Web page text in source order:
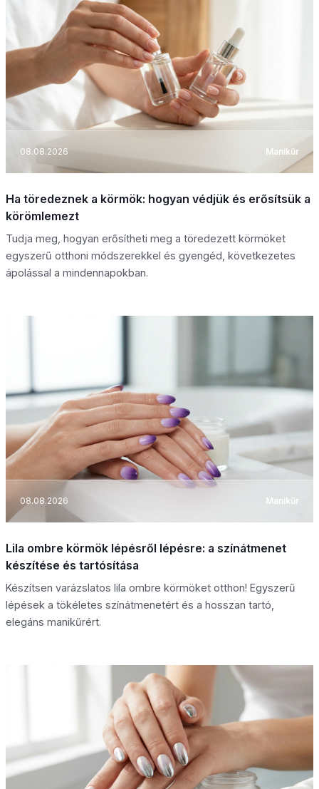
08.08.2026 Manikűr
Ha töredeznek a körmök: hogyan védjük és erősítsük a
körömlemezt
Tudja meg, hogyan erősítheti meg a töredezett körmöket
egyszerű otthoni módszerekkel és gyengéd, következetes
ápolással a mindennapokban.
08.08.2026 Manikűr
Lila ombre körmök lépésről lépésre: a színátmenet
készítése és tartósítása
Készítsen varázslatos lila ombre körmöket otthon! Egyszerű
lépések a tökéletes színátmenetért és a hosszan tartó,
elegáns manikűrért.